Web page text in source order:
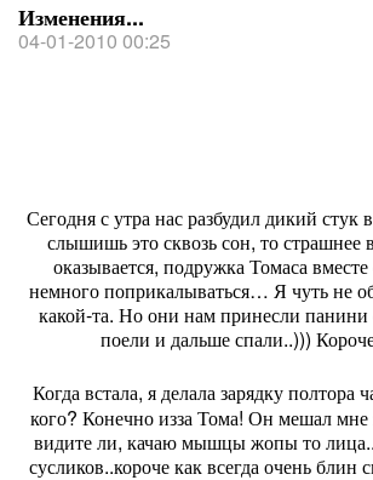
Изменения...
04-01-2010 00:25
Сегодня с утра нас разбудил дикий стук
слышишь это сквозь сон, то страшнее
оказывается, подружка Томаса
немного поприкалываться… Я чуть не
какой-та. Но они нам принесли
поели и дальше спали..)))
Когда встала, я делала зарядку полтора
кого? Конечно изза Тома! Он мешал мне
видите ли, качаю мышцы жопы то
сусликов..короче как всегда очень